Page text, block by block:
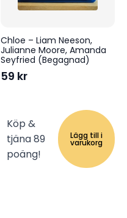
Chloe – Liam Neeson,
Julianne Moore, Amanda
Seyfried (Begagnad)
59 kr
Köp &
tjäna 89
poäng!
Lägg till i
varukorg